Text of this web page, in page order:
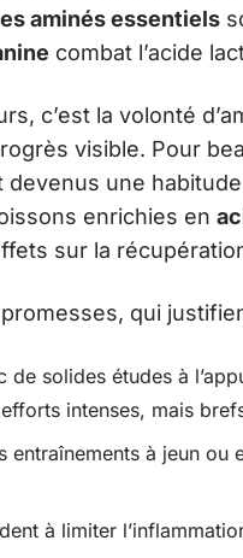
aminés essentiels
combat l’acide
c’est la volonté
visible. Pour
devenus une
enrichies en
sur la
qui
solides études à
intenses, mais
entraînements à jeun
à limiter